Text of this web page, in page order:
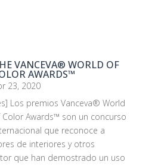
VANCEVA® WORLD OF
AWARDS™
23, 2020
Los premios Vanceva® World
Color Awards™ son un concurso
que reconoce a
de interiores y otros
que han demostrado un uso